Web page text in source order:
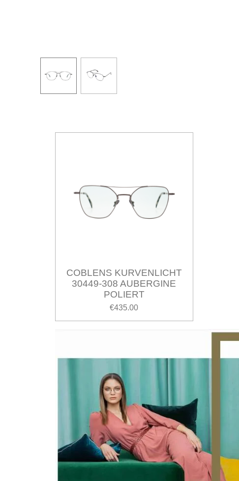
COBLENS KURVENLICHT
30449-308 AUBERGINE
POLIERT
€435.00